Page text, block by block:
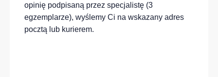
opinię podpisaną przez specjalistę (3
egzemplarze), wyślemy Ci na wskazany adres
pocztą lub kurierem.